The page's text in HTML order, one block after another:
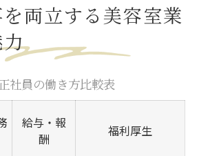
美容室の働き方パターン一覧
スで働く美容室体験談
う理想の美容室ライフ
実現する柔軟なシフト管理
務委託で選ぶ理由と実際の声
両立する美容室業
社員の働き方比較表
給与・報
酬
福利厚生